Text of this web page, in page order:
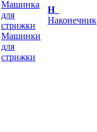
Машинка
для
стрижки
Машинки
для
стрижки
Н
Наконечник